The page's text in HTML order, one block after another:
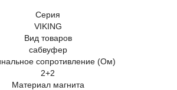
Серия
VIKING
Вид товаров
сабвуфер
сопротивление (Ом)
2+2
Материал магнита